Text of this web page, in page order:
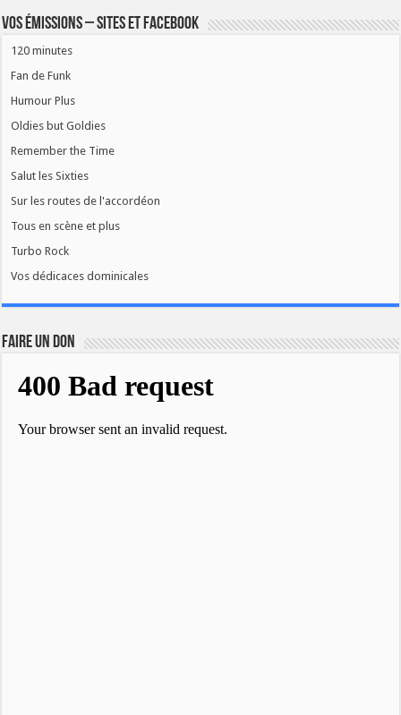
Vos émissions – Sites et Facebook
120 minutes
Fan de Funk
Humour Plus
Oldies but Goldies
Remember the Time
Salut les Sixties
Sur les routes de l'accordéon
Tous en scène et plus
Turbo Rock
Vos dédicaces dominicales
FAIRE UN DON